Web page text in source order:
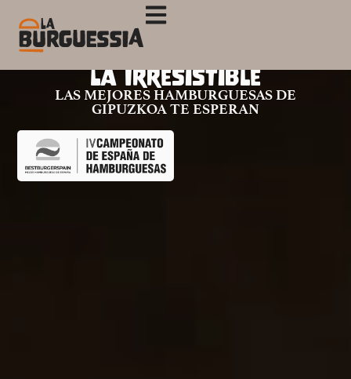
La Irresistible
LAS MEJORES HAMBURGUESAS DE
GIPUZKOA TE ESPERAN